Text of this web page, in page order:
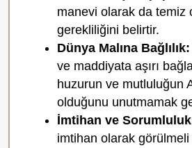
manevi olarak da temiz
gerekliliğini belirtir.
Dünya Malına Bağlılık:
ve maddiyata aşırı
huzurun ve mutluluğun
olduğunu unutmamak
İmtihan ve
imtihan olarak görülmeli